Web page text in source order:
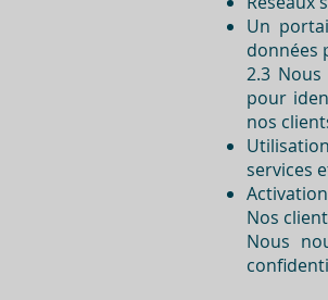
Un
données
2.3
pour
nos
services
Nos
Nous